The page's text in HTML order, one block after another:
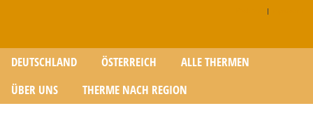
|
Zum Inhalt springen
DEUTSCHLAND ÖSTERREICH
ALLE THERMEN
ÜBER UNS
THERME NACH REGION